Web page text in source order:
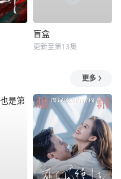
盲盒
更新至第13集
更多